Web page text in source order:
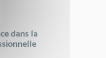
dans la